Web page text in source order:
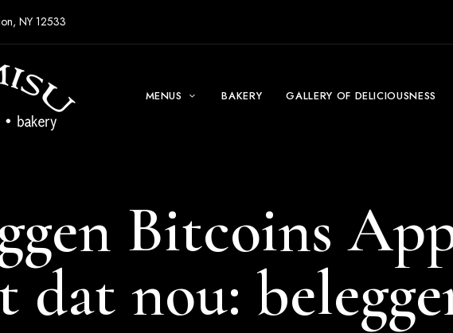
NY 12533
MENUS BAKERY GALLERY OF DELICIOUSNESS
Bitcoins
dat nou: